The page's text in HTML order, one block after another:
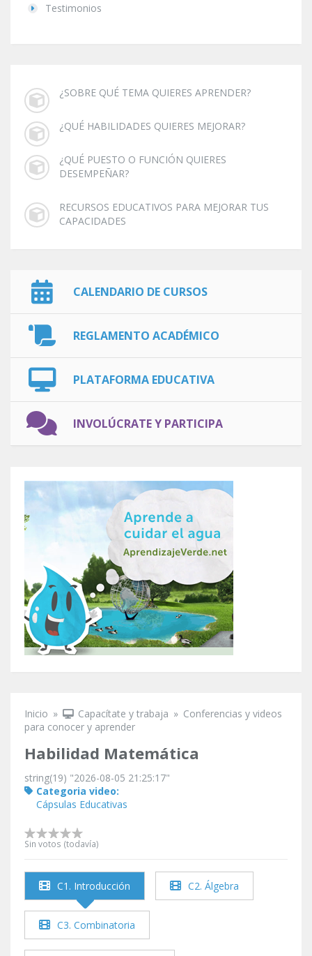
Testimonios
¿SOBRE QUÉ TEMA QUIERES APRENDER?
¿QUÉ HABILIDADES QUIERES MEJORAR?
¿QUÉ PUESTO O FUNCIÓN QUIERES
DESEMPEÑAR?
RECURSOS EDUCATIVOS PARA MEJORAR TUS
CAPACIDADES
CALENDARIO DE CURSOS
REGLAMENTO ACADÉMICO
PLATAFORMA EDUCATIVA
INVOLÚCRATE Y PARTICIPA
Se encuentra usted aquí
Inicio » Capacítate y trabaja » Conferencias y videos
para conocer y aprender
Habilidad Matemática
string(19) "2026-08-05 21:25:17"
Categoria video:
Cápsulas Educativas
Sin votos (todavía)
C1. Introducción C2. Álgebra
C3. Combinatoria